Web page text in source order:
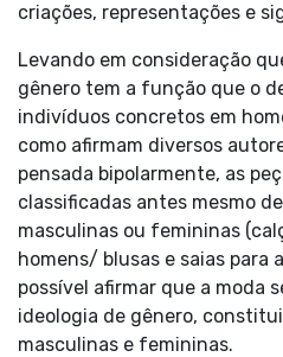
criações, representações e
Levando em consideração
gênero tem a função que o
indivíduos concretos em
como afirmam diversos
pensada bipolarmente, as
classificadas antes mesmo
masculinas ou femininas
homens/ blusas e saias para
possível afirmar que a moda
ideologia de gênero,
masculinas e femininas.